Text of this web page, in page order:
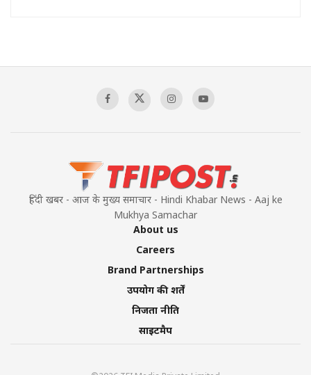
हिंदी खबर - आज के मुख्य समाचार - Hindi Khabar News - Aaj ke
Mukhya Samachar
About us
Careers
Brand Partnerships
उपयोग की शर्तें
निजता नीति
साइटमैप